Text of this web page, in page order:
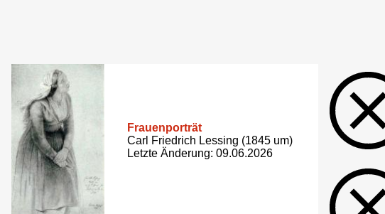
Frauenporträt
Carl Friedrich Lessing (1845 um)
Letzte Änderung: 09.06.2026